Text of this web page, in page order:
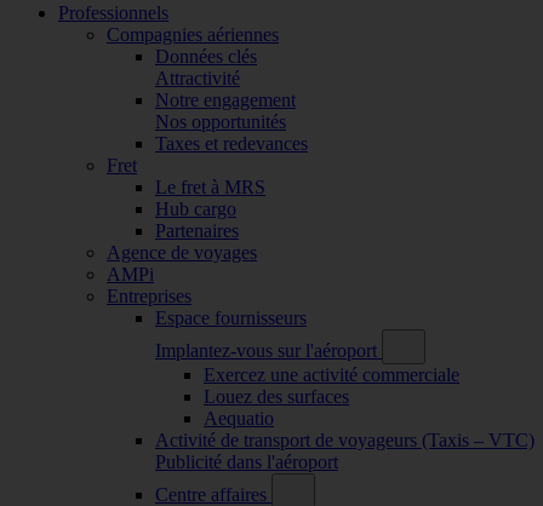
Professionnels
Compagnies aériennes
Données clés
Attractivité
Notre engagement
Nos opportunités
Taxes et redevances
Fret
Le fret à MRS
Hub cargo
Partenaires
Agence de voyages
AMPi
Entreprises
Espace fournisseurs
Implantez-vous sur l'aéroport
Exercez une activité commerciale
Louez des surfaces
Aequatio
Activité de transport de voyageurs (Taxis – VTC)
Publicité dans l'aéroport
Centre affaires